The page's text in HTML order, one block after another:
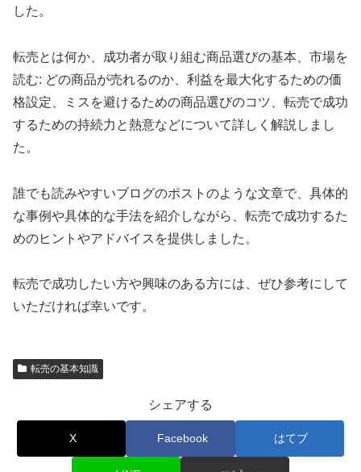
した。
転売とは何か、成功者が取り組む商品選びの基本、市場を
読む: どの商品が売れるのか、利益を最大化するための価
格設定、ミスを避けるための商品選びのコツ、転売で成功
するための持続力と熱意などについて詳しく解説しまし
た。
誰でも読みやすいブログのポストのような文章で、具体的
な事例や具体的な手法を紹介しながら、転売で成功するた
めのヒントやアドバイスを提供しました。
転売で成功したい方や興味のある方には、ぜひ参考にして
いただければ幸いです。
転売の基本知識
シェアする
X Facebook はてブ